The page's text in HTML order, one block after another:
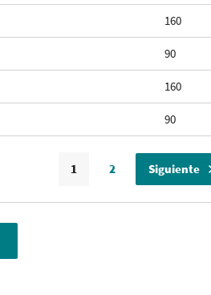
160
90
160
90
Página
1 Página
2 Página
Siguiente